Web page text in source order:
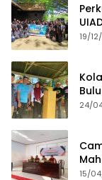
19/
24/
15/